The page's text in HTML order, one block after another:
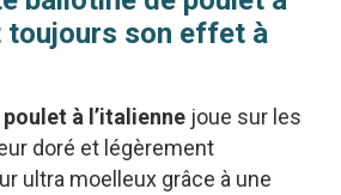
toujours son effet à
à l’italienne joue sur les
doré et légèrement
ultra moelleux grâce à une